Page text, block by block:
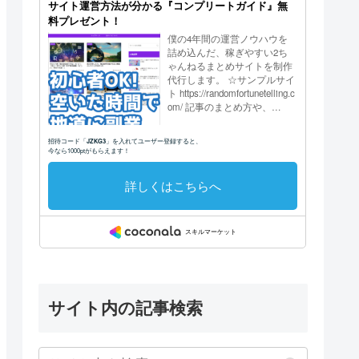
サイト内の記事検索